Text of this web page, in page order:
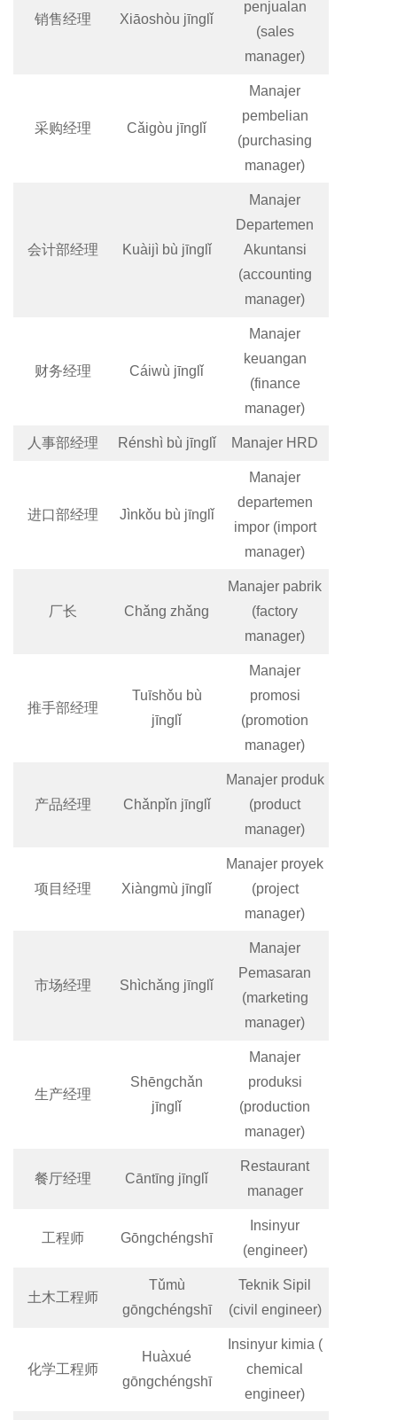
销售经理 Xiāoshòu jīnglǐ
penjualan
(sales
manager)
采购经理 Cǎigòu jīnglǐ
Manajer
pembelian
(purchasing
manager)
会计部经理 Kuàijì bù jīnglǐ
Manajer
Departemen
Akuntansi
(accounting
manager)
财务经理 Cáiwù jīnglǐ
Manajer
keuangan
(finance
manager)
人事部经理 Rénshì bù jīnglǐ Manajer HRD
进口部经理 Jìnkǒu bù jīnglǐ
Manajer
departemen
impor (import
manager)
厂长 Chǎng zhǎng
Manajer pabrik
(factory
manager)
推手部经理
Tuīshǒu bù
jīnglǐ
Manajer
promosi
(promotion
manager)
产品经理 Chǎnpǐn jīnglǐ
Manajer produk
(product
manager)
项目经理 Xiàngmù jīnglǐ
Manajer proyek
(project
manager)
市场经理 Shìchǎng jīnglǐ
Manajer
Pemasaran
(marketing
manager)
生产经理
Shēngchǎn
jīnglǐ
Manajer
produksi
(production
manager)
餐厅经理 Cāntīng jīnglǐ
Restaurant
manager
工程师 Gōngchéngshī
Insinyur
(engineer)
土木工程师
Tǔmù
gōngchéngshī
Teknik Sipil
(civil engineer)
化学工程师
Huàxué
gōngchéngshī
Insinyur kimia (
chemical
engineer)